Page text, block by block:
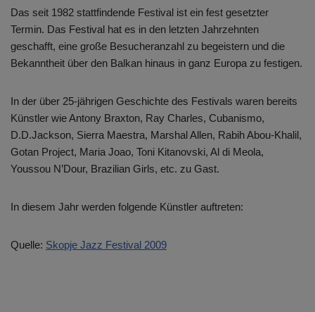
Das seit 1982 stattfindende Festival ist ein fest gesetzter
Termin. Das Festival hat es in den letzten Jahrzehnten
geschafft, eine große Besucheranzahl zu begeistern und die
Bekanntheit über den Balkan hinaus in ganz Europa zu festigen.
In der über 25-jährigen Geschichte des Festivals waren bereits
Künstler wie Antony Braxton, Ray Charles, Cubanismo,
D.D.Jackson, Sierra Maestra, Marshal Allen, Rabih Abou-Khalil,
Gotan Project, Maria Joao, Toni Kitanovski, Al di Meola,
Youssou N’Dour, Brazilian Girls, etc. zu Gast.
In diesem Jahr werden folgende Künstler auftreten:
Quelle: Skopje Jazz Festival 2009